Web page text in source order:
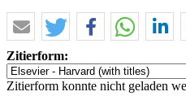
Zitierform:
Zitierform konnte nicht geladen